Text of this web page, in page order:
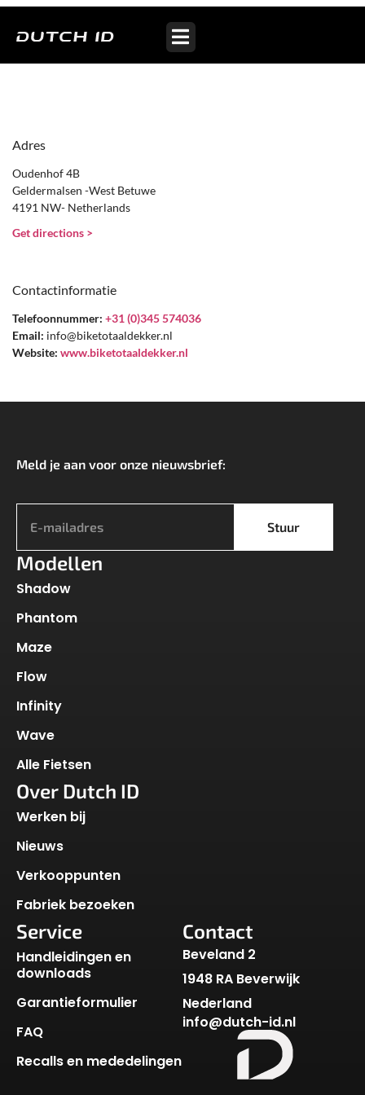
Bike Totaal Dekker
Adres
Oudenhof 4B
Geldermalsen -West Betuwe
4191 NW- Netherlands
Get directions >
Contactinformatie
Telefoonnummer: +31 (0)345 574036
Email: info@biketotaaldekker.nl
Website: www.biketotaaldekker.nl
Meld je aan voor onze nieuwsbrief:
Stuur
Modellen
Shadow
Phantom
Maze
Flow
Infinity
Wave
Alle Fietsen
Over Dutch ID
Werken bij
Nieuws
Verkooppunten
Fabriek bezoeken
Service
Handleidingen en
downloads
Garantieformulier
FAQ
Recalls en mededelingen
Contact
Beveland 2
1948 RA Beverwijk
Nederland
info@dutch-id.nl